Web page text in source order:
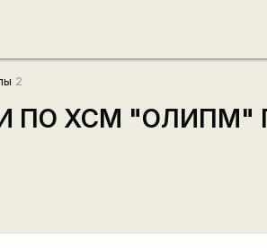
2
ПО XCM "ОЛИПМ"